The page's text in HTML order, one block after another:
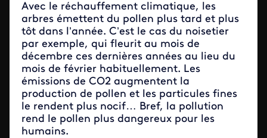
Avec le réchauffement climatique, les
arbres émettent du pollen plus tard et plus
tôt dans l’année. C’est le cas du noisetier
par exemple, qui fleurit au mois de
décembre ces dernières années au lieu du
mois de février habituellement. Les
émissions de CO2 augmentent la
production de pollen et les particules fines
le rendent plus nocif… Bref, la pollution
rend le pollen plus dangereux pour les
humains.